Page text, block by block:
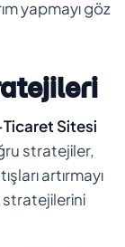
yapmayı göz
Sitesi
stratejiler,
artırmayı
stratejilerini